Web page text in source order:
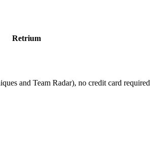
Retrium
and Team Radar), no credit card required